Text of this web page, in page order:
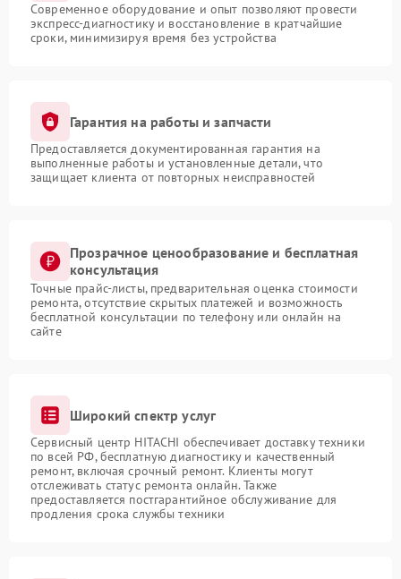
Современное оборудование и опыт позволяют провести
экспресс-диагностику и восстановление в кратчайшие
сроки, минимизируя время без устройства
Гарантия на работы и запчасти
Предоставляется документированная гарантия на
выполненные работы и установленные детали, что
защищает клиента от повторных неисправностей
Прозрачное ценообразование и бесплатная
консультация
Точные прайс-листы, предварительная оценка стоимости
ремонта, отсутствие скрытых платежей и возможность
бесплатной консультации по телефону или онлайн на
сайте
Широкий спектр услуг
Сервисный центр HITACHI обеспечивает доставку техники
по всей РФ, бесплатную диагностику и качественный
ремонт, включая срочный ремонт. Клиенты могут
отслеживать статус ремонта онлайн. Также
предоставляется постгарантийное обслуживание для
продления срока службы техники